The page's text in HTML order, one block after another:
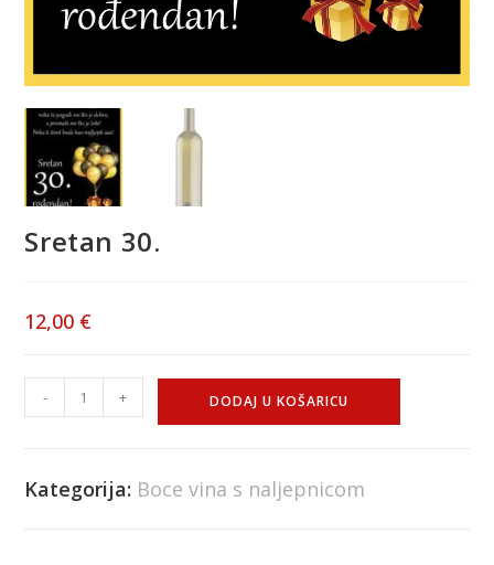
Sretan 30.
12,00 €
- + DODAJ U KOŠARICU
Kategorija: Boce vina s naljepnicom